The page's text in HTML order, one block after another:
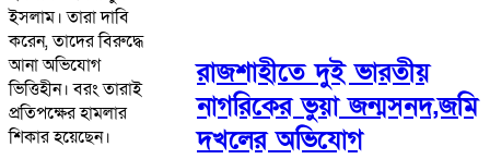
ইসলাম। তারা দাবি
করেন, তাদের বিরুদ্ধে
আনা অভিযোগ
ভিত্তিহীন। বরং তারাই
প্রতিপক্ষের হামলার
শিকার হয়েছেন।
রাজশাহীতে দুই ভারতীয়
নাগরিকের ভুয়া জন্মসনদ,জমি
দখলের অভিযোগ